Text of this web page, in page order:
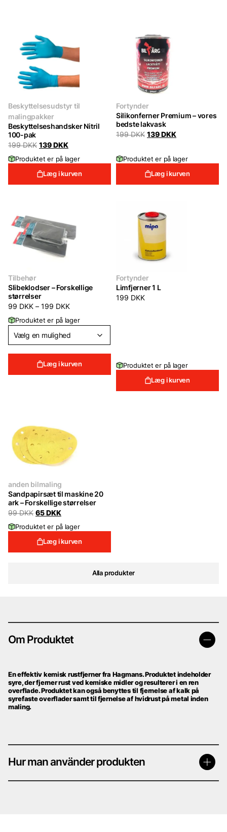
Alla produkter
Beskyttelsesudstyr til
malingpakker
Beskyttelseshandsker Nitril
100-pak
199DKK Original
was:
139DKKCurrent
is:
Produktet er på lager
Læg i kurven
Fortynder
Silikonferner Premium – vores
bedste lakvask
199DKK Original
199 DKK.
139DKKCurrent
139 DKK.
Produktet er på lager
Læg i kurven
Tilbehør
Slibeklodser – Forskellige
størrelser
99 DKK – 199 DKK
Produktet er på lager
Læg i kurven
Fortynder
Limfjerner 1 L
199 DKK
Produktet er på lager
Læg i kurven
anden bilmaling
Sandpapirsæt til maskine 20
ark – Forskellige størrelser
99DKK Original
was:
65DKKCurrent
is:
Produktet er på lager
Læg i kurven
Om Produktet
En effektiv kemisk rustfjerner fra Hagmans. Produktet indeholder
syre, der fjerner rust ved kemiske midler og resulterer i en ren
overflade. Produktet kan også benyttes til fjernelse af kalk på
syrefaste overflader samt til fjernelse af hvidrust på metal inden
maling.
Hur man använder produkten